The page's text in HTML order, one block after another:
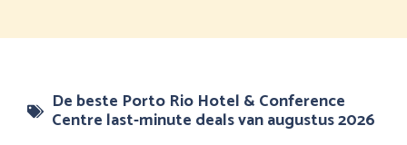
De beste Porto Rio Hotel & Conference
Centre last-minute deals van augustus 2026